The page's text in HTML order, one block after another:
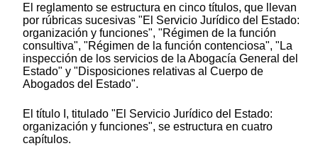
El reglamento se estructura en cinco títulos, que llevan
por rúbricas sucesivas "El Servicio Jurídico del Estado:
organización y funciones", "Régimen de la función
consultiva", "Régimen de la función contenciosa", "La
inspección de los servicios de la Abogacía General del
Estado" y "Disposiciones relativas al Cuerpo de
Abogados del Estado".
El título I, titulado "El Servicio Jurídico del Estado:
organización y funciones", se estructura en cuatro
capítulos.